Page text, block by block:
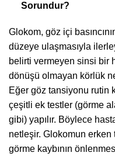
Sorundur?
Glokom, göz içi
düzeye ulaşmasıyla
belirti vermeyen sinsi bir
dönüşü olmayan körlük
Eğer göz tansiyonu rutin
çeşitli ek testler (görme
gibi) yapılır. Böylece
netleşir. Glokomun erken
görme kaybının